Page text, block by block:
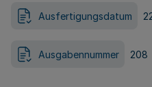
Ausfertigungsdatum
Ausgabennummer 208